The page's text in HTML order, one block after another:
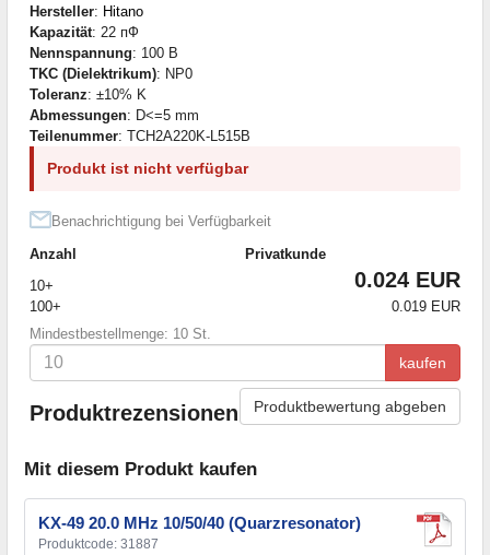
Hersteller: Hitano
Kapazität: 22 пФ
Nennspannung: 100 В
TKC (Dielektrikum): NP0
Toleranz: ±10% K
Abmessungen: D<=5 mm
Teilenummer: TCH2A220K-L515B
Produkt ist nicht verfügbar
Benachrichtigung bei Verfügbarkeit
Anzahl
Privatkunde
10+
0.024 EUR
100+
0.019 EUR
Mindestbestellmenge: 10 St.
kaufen
Produktrezensionen Produktbewertung abgeben
Mit diesem Produkt kaufen
KX-49 20.0 MHz 10/50/40 (Quarzresonator)
Produktcode: 31887